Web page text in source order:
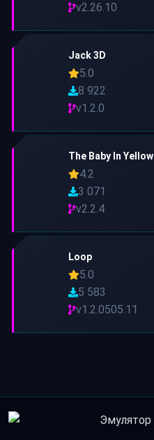
v2.26.10
Jack 3D
5.0
8 922
v1.2.0
The Baby In Yellow
4.2
3 071
v2.2.4
Loop
5.0
5 583
v1.2.0505.11